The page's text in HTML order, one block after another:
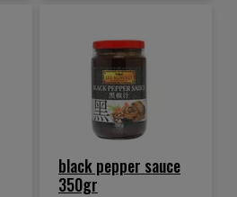
black pepper sauce
350gr